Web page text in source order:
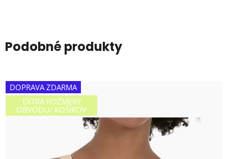
Podobné produkty
DOPRAVA ZDARMA
EXTRA ROZMERY
OBVODU/ KOŠÍKOV